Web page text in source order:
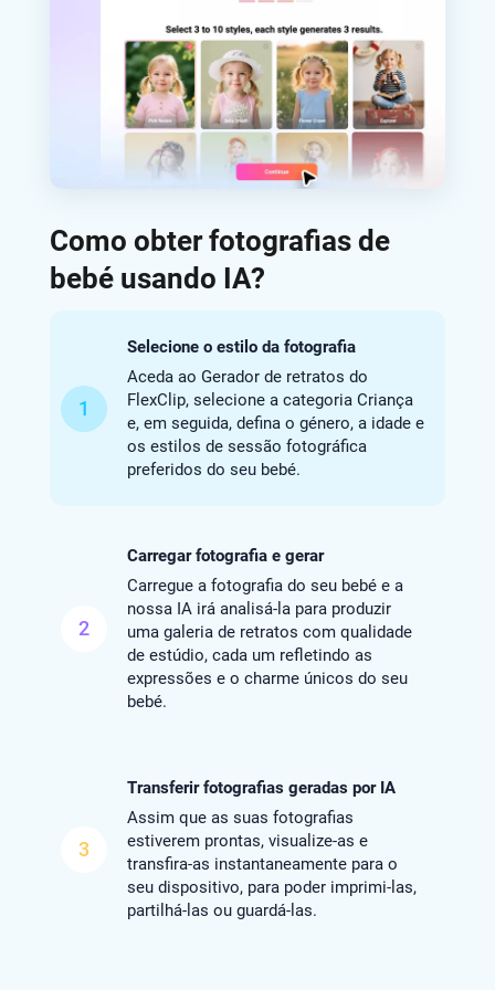
Como obter fotografias de
bebé usando IA?
1
Selecione o estilo da fotografia
Aceda ao Gerador de retratos do
FlexClip, selecione a categoria Criança
e, em seguida, defina o género, a idade e
os estilos de sessão fotográfica
preferidos do seu bebé.
2
Carregar fotografia e gerar
Carregue a fotografia do seu bebé e a
nossa IA irá analisá-la para produzir
uma galeria de retratos com qualidade
de estúdio, cada um refletindo as
expressões e o charme únicos do seu
bebé.
3
Transferir fotografias geradas por IA
Assim que as suas fotografias
estiverem prontas, visualize-as e
transfira-as instantaneamente para o
seu dispositivo, para poder imprimi-las,
partilhá-las ou guardá-las.